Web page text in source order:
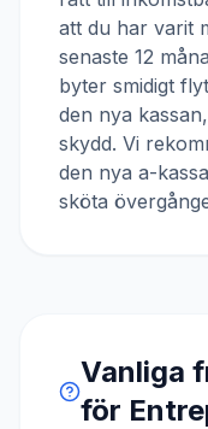
att du har varit
senaste 12
byter smidigt
den nya
skydd. Vi
den nya a-
sköta
Vanliga
för